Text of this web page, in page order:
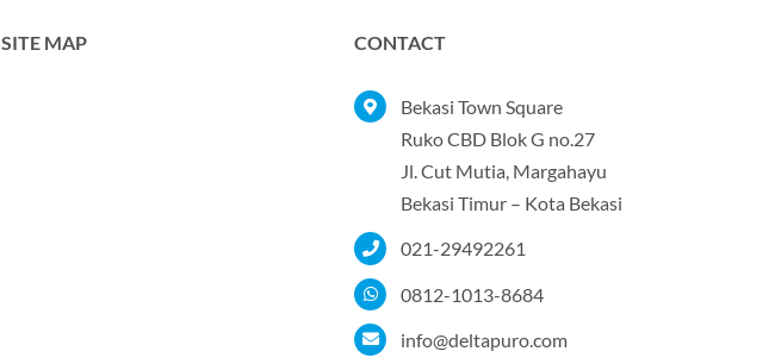
SITE MAP CONTACT
Bekasi Town Square
Ruko CBD Blok G no.27
Jl. Cut Mutia, Margahayu
Bekasi Timur – Kota Bekasi
021-29492261
0812-1013-8684
info@deltapuro.com